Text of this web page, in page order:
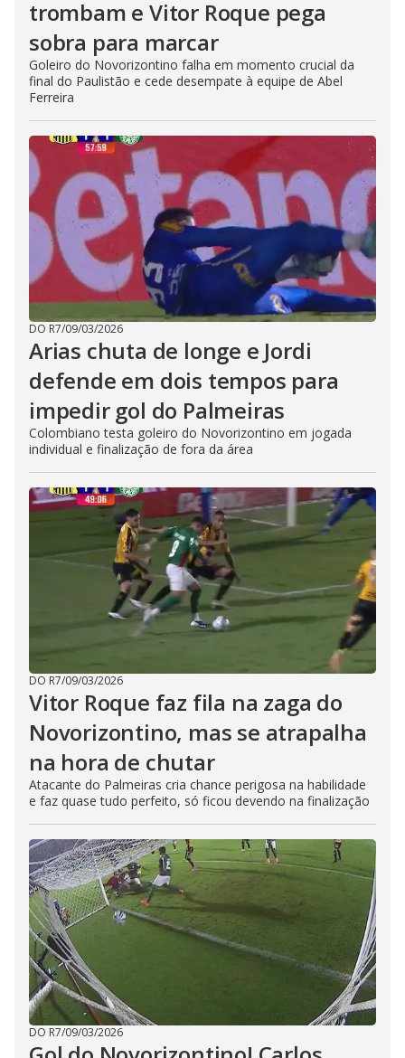
trombam e Vitor Roque pega
sobra para marcar
Goleiro do Novorizontino falha em momento crucial da
final do Paulistão e cede desempate à equipe de Abel
Ferreira
DO R7/09/03/2026
Arias chuta de longe e Jordi
defende em dois tempos para
impedir gol do Palmeiras
Colombiano testa goleiro do Novorizontino em jogada
individual e finalização de fora da área
DO R7/09/03/2026
Vitor Roque faz fila na zaga do
Novorizontino, mas se atrapalha
na hora de chutar
Atacante do Palmeiras cria chance perigosa na habilidade
e faz quase tudo perfeito, só ficou devendo na finalização
DO R7/09/03/2026